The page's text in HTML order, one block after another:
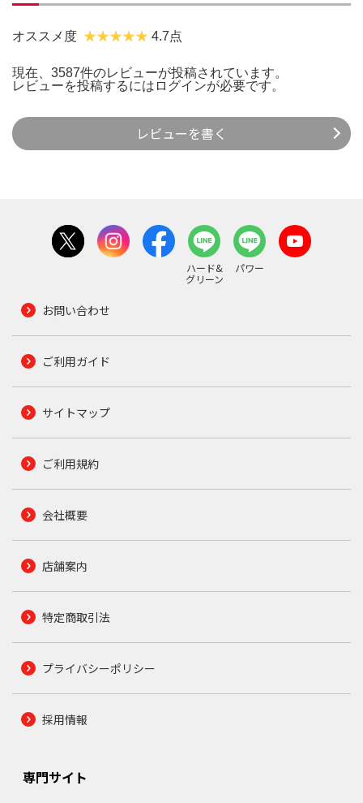
オススメ度 4.7点
現在、3587件のレビューが投稿されています。
レビューを投稿するには ログインが必要です。
レビューを書く
ハード&
グリーン
パワー
お問い合わせ
ご利用ガイド
サイトマップ
ご利用規約
会社概要
店舗案内
特定商取引法
プライバシーポリシー
採用情報
専門サイト